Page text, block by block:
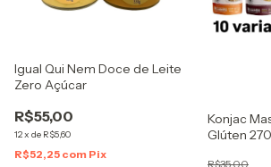
Igual Qui Nem Doce de Leite
Zero Açúcar
R$55,00
12x de R$5,60
R$52,25 com Pix
Konjac
Glúten
R$35,00